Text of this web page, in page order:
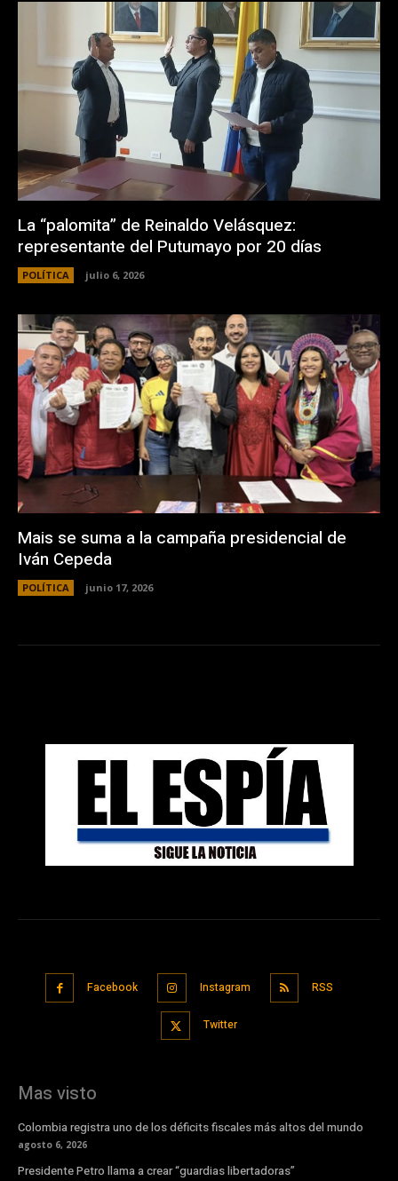
La “palomita” de Reinaldo Velásquez:
representante del Putumayo por 20 días
POLÍTICA julio 6, 2026
Mais se suma a la campaña presidencial de
Iván Cepeda
POLÍTICA junio 17, 2026
Facebook Instagram RSS
Twitter
Mas visto
Colombia registra uno de los déficits fiscales más altos del mundo
agosto 6, 2026
Presidente Petro llama a crear “guardias libertadoras”